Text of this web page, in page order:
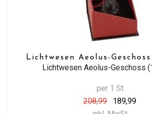
Lichtwesen Aeolus-
Lichtwesen Aeolus-Geschoss
per 1 St
208,99
189,99